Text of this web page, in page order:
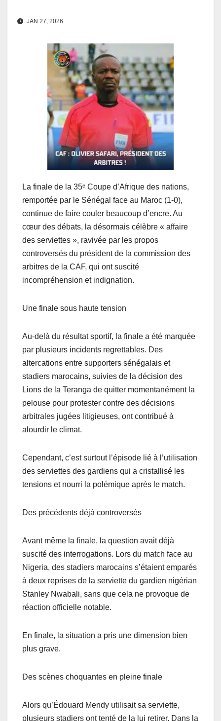
JAN 27, 2026
La finale de la 35ᵉ Coupe d’Afrique des nations,
remportée par le Sénégal face au Maroc (1-0),
continue de faire couler beaucoup d’encre. Au
cœur des débats, la désormais célèbre « affaire
des serviettes », ravivée par les propos
controversés du président de la commission des
arbitres de la CAF, qui ont suscité
incompréhension et indignation.
Une finale sous haute tension
Au-delà du résultat sportif, la finale a été marquée
par plusieurs incidents regrettables. Des
altercations entre supporters sénégalais et
stadiers marocains, suivies de la décision des
Lions de la Teranga de quitter momentanément la
pelouse pour protester contre des décisions
arbitrales jugées litigieuses, ont contribué à
alourdir le climat.
Cependant, c’est surtout l’épisode lié à l’utilisation
des serviettes des gardiens qui a cristallisé les
tensions et nourri la polémique après le match.
Des précédents déjà controversés
Avant même la finale, la question avait déjà
suscité des interrogations. Lors du match face au
Nigeria, des stadiers marocains s’étaient emparés
à deux reprises de la serviette du gardien nigérian
Stanley Nwabali, sans que cela ne provoque de
réaction officielle notable.
En finale, la situation a pris une dimension bien
plus grave.
Des scènes choquantes en pleine finale
Alors qu’Édouard Mendy utilisait sa serviette,
plusieurs stadiers ont tenté de la lui retirer. Dans la